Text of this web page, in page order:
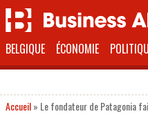
BELGIQUE ÉCONOMIE
Accueil» Le fondateur de Patagonia